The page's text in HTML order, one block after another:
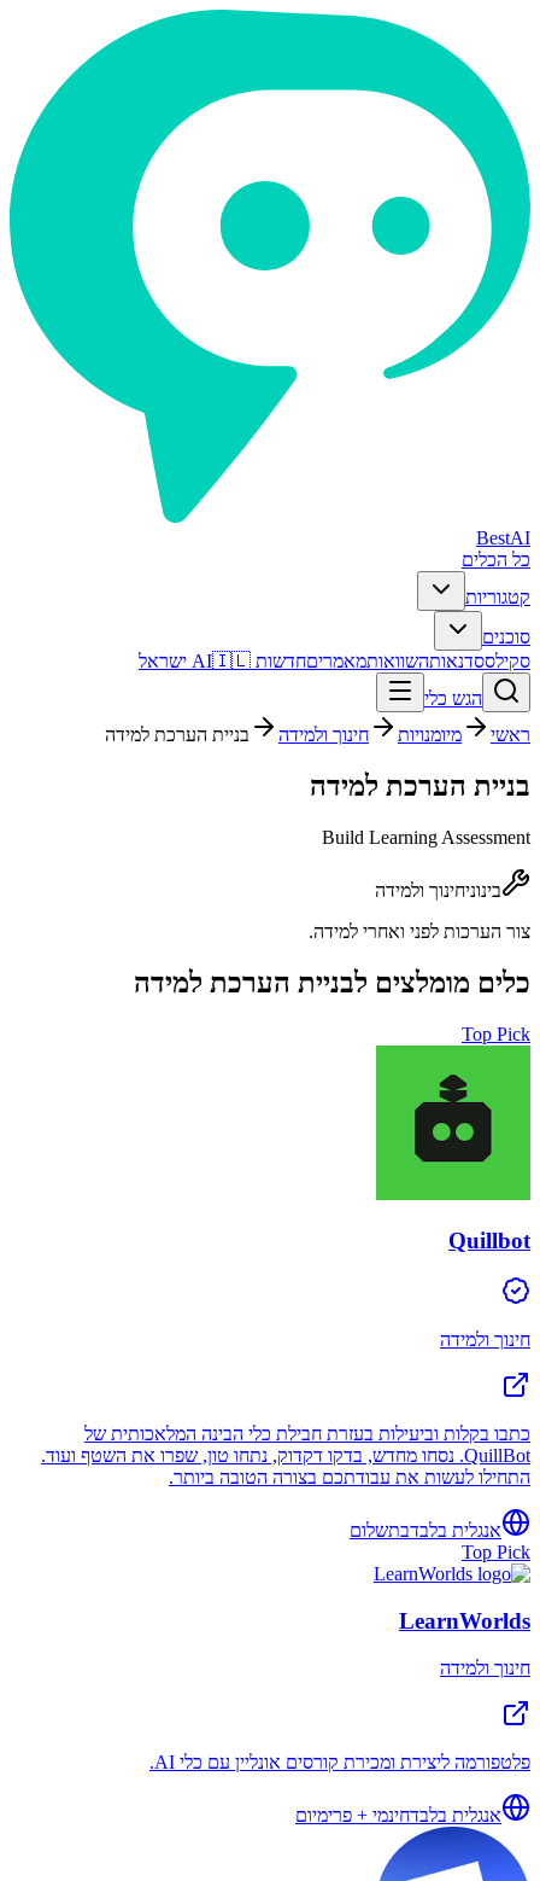
BestAI
כל הכלים
קטגוריות
סוכנים
סקילססדנאותהשוואותמאמריםחדשות AI 🇮🇱 ישראל
הגש כלי
ראשי
מיומנויות חינוך ולמידה בניית הערכת למידה
בניית הערכת למידה
Build Learning Assessment
בינוניחינוך ולמידה
צור הערכות לפני ואחרי למידה.
כלים מומלצים לבניית הערכת למידה
Top Pick
Quillbot
חינוך ולמידה
כתבו בקלות וביעילות בעזרת חבילת כלי הבינה המלאכותית של
QuillBot. נסחו מחדש, בדקו דקדוק, נתחו טון, שפרו את השטף ועוד.
התחילו לעשות את עבודתכם בצורה הטובה ביותר.
אנגלית בלבדבתשלום
Top Pick
LearnWorlds
חינוך ולמידה
פלטפורמה ליצירת ומכירת קורסים אונליין עם כלי AI.
אנגלית בלבדחינמי + פרימיום